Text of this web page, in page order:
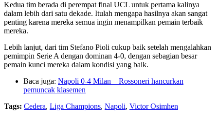
Kedua tim berada di perempat final UCL untuk pertama kalinya
dalam lebih dari satu dekade. Itulah mengapa hasilnya akan sangat
penting karena mereka semua ingin menampilkan pemain terbaik
mereka.
Lebih lanjut, dari tim Stefano Pioli cukup baik setelah mengalahkan
pemimpin Serie A dengan dominan 4-0, dengan sebagian besar
pemain kunci mereka dalam kondisi yang baik.
Baca juga: Napoli 0-4 Milan – Rossoneri hancurkan
pemuncak klasemen
Tags: Cedera, Liga Champions, Napoli, Victor Osimhen